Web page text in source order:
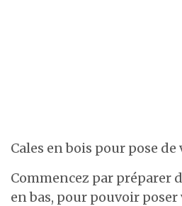
Cales en bois pour pose
Commencez par préparer
en bas, pour pouvoir